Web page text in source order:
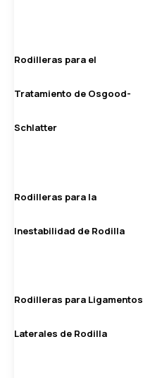
Rodilleras para el
Tratamiento de Osgood-
Schlatter
Rodilleras para la
Inestabilidad de Rodilla
Rodilleras para Ligamentos
Laterales de Rodilla